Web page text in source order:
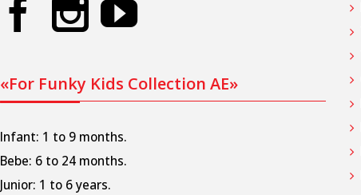
«For Funky Kids Collection AE»
Infant: 1 to 9 months.
Bebe: 6 to 24 months.
Junior: 1 to 6 years.